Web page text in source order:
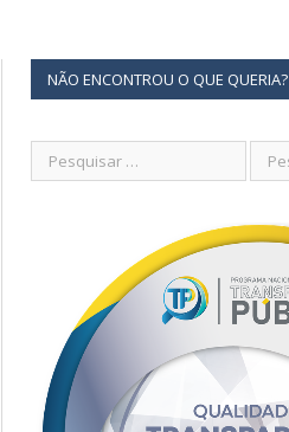
NÃO ENCONTROU O QUE QUERIA?